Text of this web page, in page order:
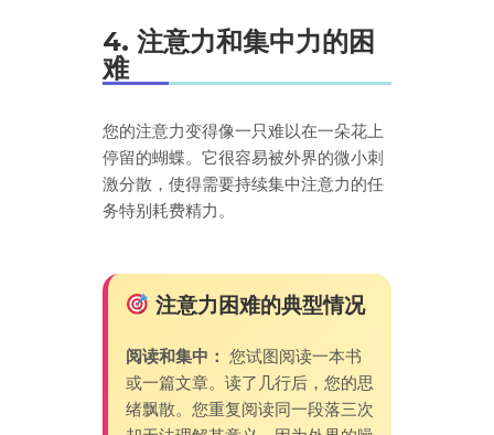
4. 注意力和集中力的困
难
您的注意力变得像一只难以在一朵花上
停留的蝴蝶。它很容易被外界的微小刺
激分散，使得需要持续集中注意力的任
务特别耗费精力。
注意力困难的典型情况
阅读和集中： 您试图阅读一本书
或一篇文章。读了几行后，您的思
绪飘散。您重复阅读同一段落三次